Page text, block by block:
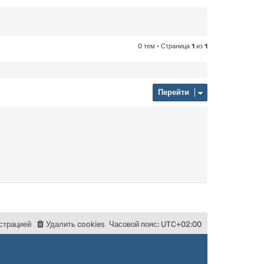
0 тем • Страница 1 из 1
Перейти
Часовой пояс: UTC+02:00
Удалить cookies
трацией